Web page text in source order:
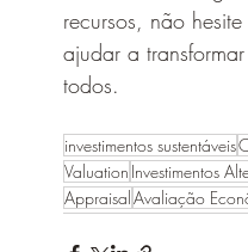
recursos, não hesite
ajudar a
todos.
investimentos sustentáveis
Valuation Investimentos
AppraisalAvaliação